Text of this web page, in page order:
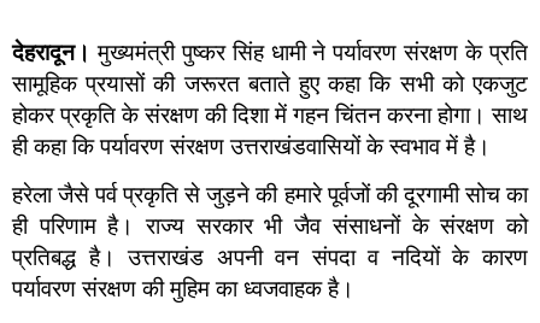
देहरादून। मुख्यमंत्री पुष्कर सिंह धामी ने पर्यावरण संरक्षण के प्रति
सामूहिक प्रयासों की जरूरत बताते हुए कहा कि सभी को एकजुट
होकर प्रकृति के संरक्षण की दिशा में गहन चिंतन करना होगा। साथ
ही कहा कि पर्यावरण संरक्षण उत्तराखंडवासियों के स्वभाव में है।
हरेला जैसे पर्व प्रकृति से जुड़ने की हमारे पूर्वजों की दूरगामी सोच का
ही परिणाम है। राज्य सरकार भी जैव संसाधनों के संरक्षण को
प्रतिबद्ध है। उत्तराखंड अपनी वन संपदा व नदियों के कारण
पर्यावरण संरक्षण की मुहिम का ध्वजवाहक है।